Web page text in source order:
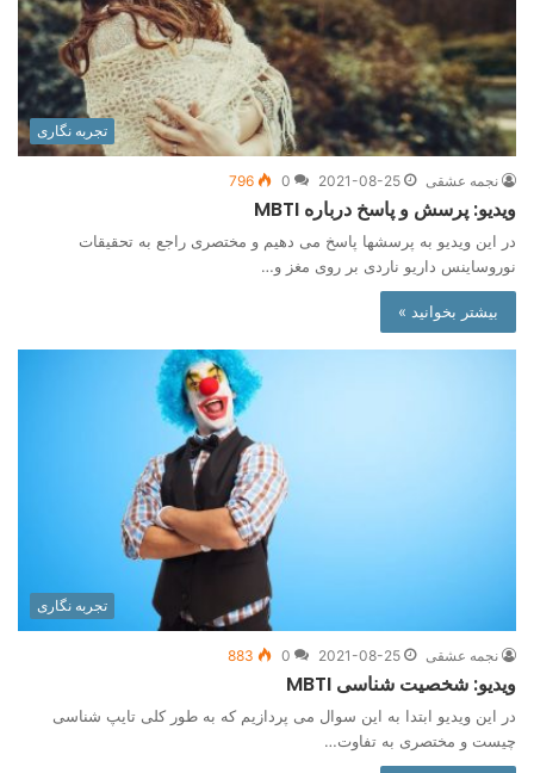
تجربه نگاری
نجمه عشقی 2021-08-25
0
796
ویدیو: پرسش و پاسخ درباره MBTI
در این ویدیو به پرسشها پاسخ می دهیم و مختصری راجع به تحقیقات
نوروساینس داریو ناردی بر روی مغز و…
بیشتر بخوانید »
تجربه نگاری
نجمه عشقی 2021-08-25
0
883
ویدیو: شخصیت شناسی MBTI
در این ویدیو ابتدا به این سوال می پردازیم که به طور کلی تایپ شناسی
چیست و مختصری به تفاوت…